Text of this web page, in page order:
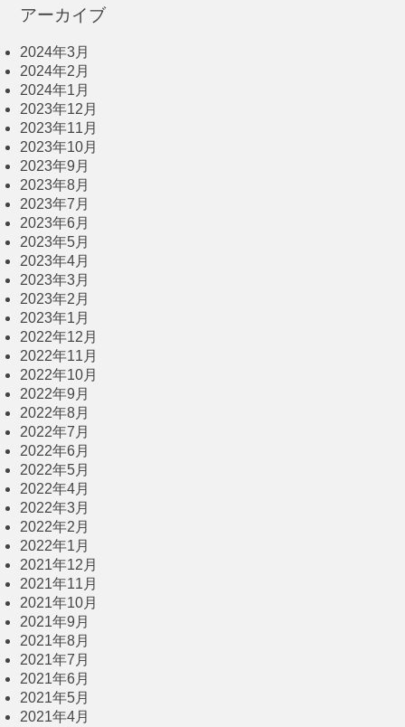
アーカイブ
2024年3月
2024年2月
2024年1月
2023年12月
2023年11月
2023年10月
2023年9月
2023年8月
2023年7月
2023年6月
2023年5月
2023年4月
2023年3月
2023年2月
2023年1月
2022年12月
2022年11月
2022年10月
2022年9月
2022年8月
2022年7月
2022年6月
2022年5月
2022年4月
2022年3月
2022年2月
2022年1月
2021年12月
2021年11月
2021年10月
2021年9月
2021年8月
2021年7月
2021年6月
2021年5月
2021年4月